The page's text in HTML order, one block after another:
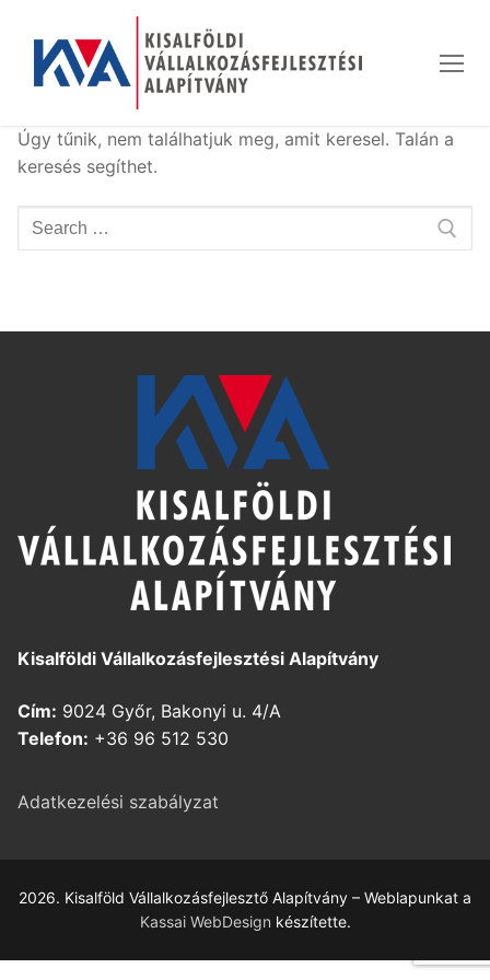
tartalomra
Úgy tűnik, nem találhatjuk meg, amit keresel. Talán a
keresés segíthet.
Keresése:
Kisalföldi Vállalkozásfejlesztési Alapítvány
Cím: 9024 Győr, Bakonyi u. 4/A
Telefon: +36 96 512 530
Adatkezelési szabályzat
2026. Kisalföld Vállalkozásfejlesztő Alapítvány – Weblapunkat a
Kassai WebDesign készítette.